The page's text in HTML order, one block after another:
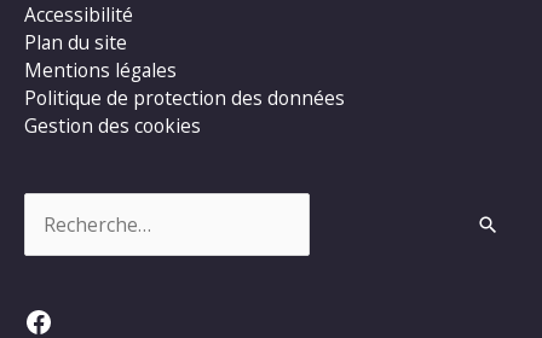
Accessibilité
Plan du site
Mentions légales
Politique de protection des données
Gestion des cookies
Facebook